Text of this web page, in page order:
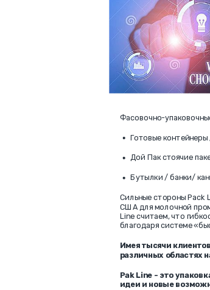
Фасовочно-
Готовые
Дой Пак стоячие
Бутылки / банки/
Сильные стороны Pack
США для молочной
Line считаем, что
благодаря системе
Имея тысячи
различных областях
Pak Line - это
идеи и новые